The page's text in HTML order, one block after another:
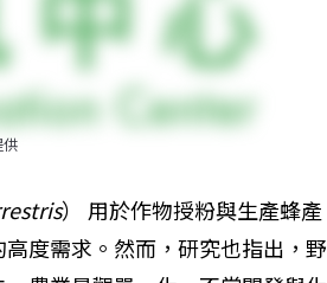
供
） 用於作物授粉與生產蜂產
度需求。然而，研究也指出，野